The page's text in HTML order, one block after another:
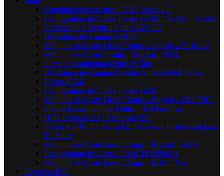
Cortadora láser de metal HSG modelo C​
Enchapadora de Canto Felder G 380 – G 360 – G 330
Seccionadora Vertical Felder KV 925
Dobladora de Lámina APHS
Máquina de Corte Láser Chapa – Amada – Ensis AJ
Máquina de Corte Cizalla – Baykal – HGL
Sierra Escuadradora Felder K 500
Dobladora de Lámina Híbrida Amada HRB Series
Felder K 740
Enchapadora de Canto Felder G220
Máquina de Corte Láser Chapa – Baykal – BLS PRO
Sierras Escuadradoras Felder – K4 Perform
HSG Láser de Alta Potencia GFA
Felder K 740: La Sierra Escuadradora Profesional para
Tu Taller
Máquina de Corte Láser Chapa – Baykal – BLM
Enchapadora de Canto Felder TEMPORA
Máquina de Corte Láser Chapa – HSG – GX
Paga con PSE